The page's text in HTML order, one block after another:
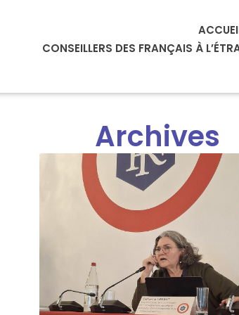
CONSEILLERS DES FRANÇAIS À
Archives